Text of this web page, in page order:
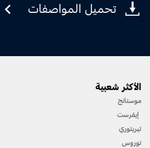
تحميل المواصفات
الأكثر شعبية
موستانج
إيفرست
تيريتوري
توروس